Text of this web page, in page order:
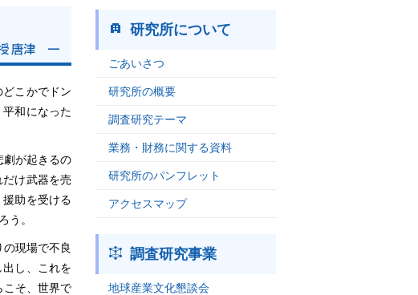
唐津 一
こかでドン
和になった
劇が起きるの
け武器を売
助を受ける
う。
現場で不良
し、これを
こそ、世界で
研究所について
ごあいさつ
研究所の概要
調査研究テーマ
業務・財務に関する資料
研究所のパンフレット
アクセスマップ
調査研究事業
地球産業文化懇談会